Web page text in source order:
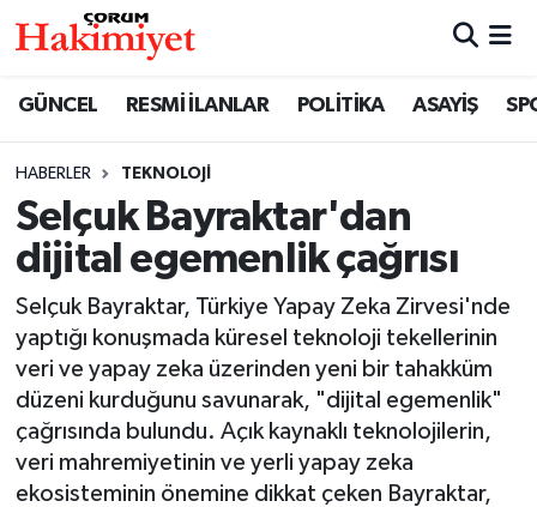
GÜNCEL RESMİ İLANLAR POLİTİKA ASAYİŞ
HABERLER TEKNOLOJİ
Selçuk Bayraktar'dan
dijital egemenlik çağrısı
Selçuk Bayraktar, Türkiye Yapay Zeka Zirvesi'nde
yaptığı konuşmada küresel teknoloji tekellerinin
veri ve yapay zeka üzerinden yeni bir tahakküm
düzeni kurduğunu savunarak, "dijital egemenlik"
çağrısında bulundu. Açık kaynaklı teknolojilerin,
veri mahremiyetinin ve yerli yapay zeka
ekosisteminin önemine dikkat çeken Bayraktar,
SAĞLIK
ASAYİŞ
EKONOMİ
GÜNCEL
AKTÜEL
Nöbetçi Eczaneler
Çorum Namaz Vakitleri
Trafik Durumu
Süper Lig Puan Durumu ve Fikstür
Tüm Manşetler
Son Dakika Haberleri